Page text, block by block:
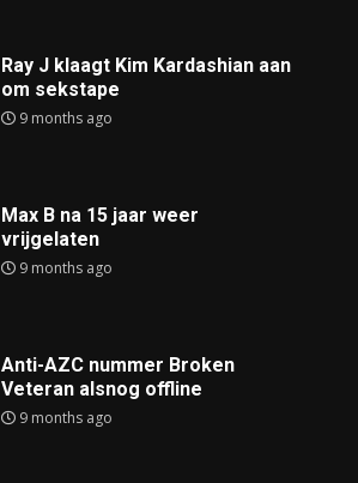
Ray J klaagt Kim Kardashian aan
om sekstape
9 months ago
Max B na 15 jaar weer
vrijgelaten
9 months ago
Anti-AZC nummer Broken
Veteran alsnog offline
9 months ago